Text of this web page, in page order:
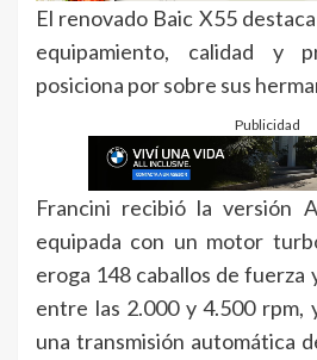
El renovado Baic X55
equipamiento, calidad y
posiciona por sobre sus
Publicidad
Francini recibió la versión
equipada con un motor
eroga 148 caballos de fuerza
entre las 2.000 y 4.500 rpm,
una transmisión automática